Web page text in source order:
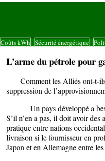
Coûts kWh Sécurité énergétique
L’arme du pétrole pour
Comment les Alliés ont-t-ils
suppression de
Un pays développé a
S’il n’en a pas, il doit avoir des
pratique entre nations
livraison si le fournisseur en
Japon et en Allemagne entre